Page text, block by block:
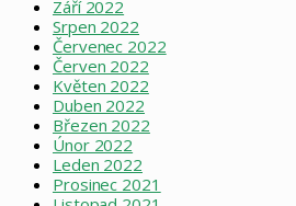
Září 2022
Srpen 2022
Červenec 2022
Červen 2022
Květen 2022
Duben 2022
Březen 2022
Únor 2022
Leden 2022
Prosinec 2021